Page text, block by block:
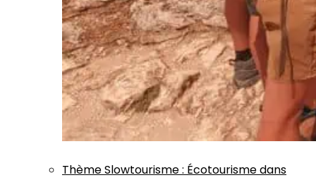
ThèmeSlowtourisme: Écotourisme dans